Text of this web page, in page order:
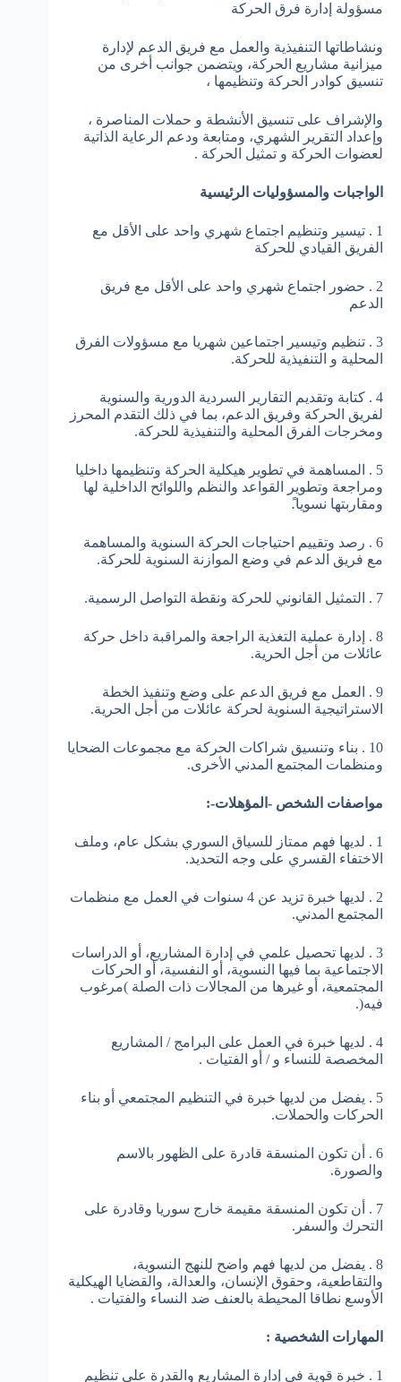
مسؤولة إدارة فرق الحركة
ونشاطاتها التنفيذية والعمل مع فريق الدعم لإدارة
ميزانية مشاريع الحركة، ويتضمن جوانب أخرى من
تنسيق كوادر الحركة وتنظيمها ،
والإشراف على تنسيق الأنشطة و حملات المناصرة ،
وإعداد التقرير الشهري، ومتابعة ودعم الرعاية الذاتية
لعضوات الحركة و تمثيل الحركة .
الواجبات والمسؤوليات الرئيسية
1 . تيسير وتنظيم اجتماع شهري واحد على الأقل مع
الفريق القيادي للحركة
2 . حضور اجتماع شهري واحد على الأقل مع فريق
الدعم
3 . تنظيم وتيسير اجتماعين شهريا مع مسؤولات الفرق
المحلية و التنفيذية للحركة.
4 . كتابة وتقديم التقارير السردية الدورية والسنوية
لفريق الحركة وفريق الدعم، بما في ذلك التقدم المحرز
ومخرجات الفرق المحلية والتنفيذية للحركة.
5 . المساهمة في تطوير هيكلية الحركة وتنظيمها داخليا
ومراجعة وتطوير القواعد والنظم واللوائح الداخلية لها
ومقاربتها نسويا.ً
6 . رصد وتقييم احتياجات الحركة السنوية والمساهمة
مع فريق الدعم في وضع الموازنة السنوية للحركة.
7 . التمثيل القانوني للحركة ونقطة التواصل الرسمية.
8 . إدارة عملية التغذية الراجعة والمراقبة داخل حركة
عائلات من أجل الحرية.
9 . العمل مع فريق الدعم على وضع وتنفيذ الخطة
الاستراتيجية السنوية لحركة عائلات من أجل الحرية.
10 . بناء وتنسيق شراكات الحركة مع مجموعات الضحايا
ومنظمات المجتمع المدني الأخرى.
مواصفات الشخص -المؤهلات-:
1 . لديها فهم ممتاز للسياق السوري بشكل عام، وملف
الاختفاء القسري على وجه التحديد.
2 . لديها خبرة تزيد عن 4 سنوات في العمل مع منظمات
المجتمع المدني.
3 . لديها تحصيل علمي في إدارة المشاريع، أو الدراسات
الاجتماعية بما فيها النسوية، أو النفسية، أو الحركات
المجتمعية، أو غيرها من المجالات ذات الصلة )مرغوب
فيه(.
4 . لديها خبرة في العمل على البرامج / المشاريع
المخصصة للنساء و / أو الفتيات .
5 . يفضل من لديها خبرة في التنظيم المجتمعي أو بناء
الحركات والحملات.
6 . أن تكون المنسقة قادرة على الظهور بالاسم
والصورة.
7 . أن تكون المنسقة مقيمة خارج سوريا وقادرة على
التحرك والسفر.
8 . يفضل من لديها فهم واضح للنهج النسوية،
والتقاطعية، وحقوق الإنسان، والعدالة، والقضايا الهيكلية
الأوسع نطاقا المحيطة بالعنف ضد النساء والفتيات .
المهارات الشخصية :
1 . خبرة قوية في إدارة المشاريع والقدرة على تنظيم